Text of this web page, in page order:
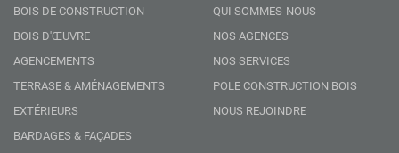
BOIS DE CONSTRUCTION
BOIS D'ŒUVRE
AGENCEMENTS
TERRASE & AMÉNAGEMENTS
EXTÉRIEURS
BARDAGES & FAÇADES
QUI SOMMES-NOUS
NOS AGENCES
NOS SERVICES
POLE CONSTRUCTION BOIS
NOUS REJOINDRE